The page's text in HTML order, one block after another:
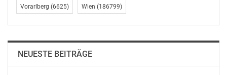
Vorarlberg (6625) Wien (186799)
NEUESTE BEITRÄGE